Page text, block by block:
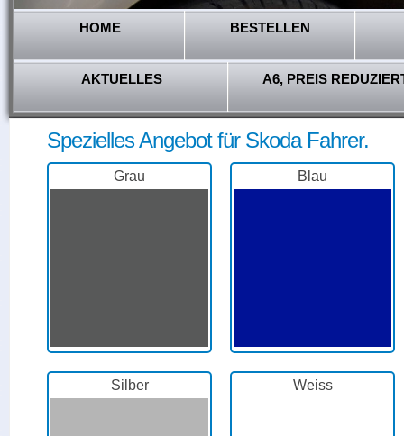
HOME BESTELLEN
AKTUELLES A6, PREIS
Spezielles Angebot für Skoda Fahrer.
Grau Blau
Silber Weiss